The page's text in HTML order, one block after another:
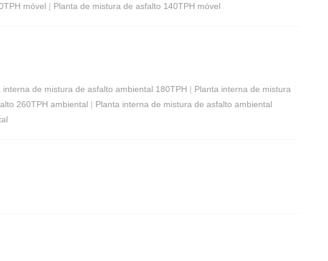
móvel | Planta de mistura de asfalto 140TPH móvel
interna de mistura de asfalto ambiental 180TPH | Planta interna de mistura
260TPH ambiental | Planta interna de mistura de asfalto ambiental